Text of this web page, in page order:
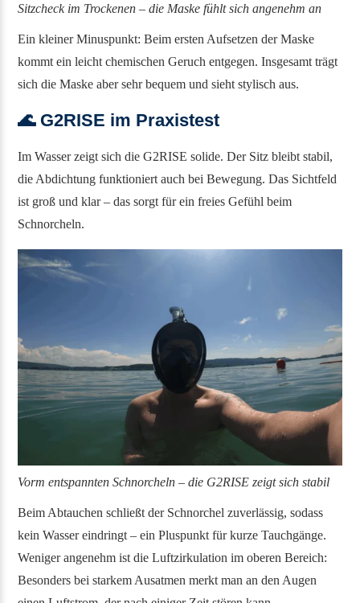
Sitzcheck im Trockenen – die Maske fühlt sich angenehm an
Ein kleiner Minuspunkt: Beim ersten Aufsetzen der Maske
kommt ein leicht chemischen Geruch entgegen. Insgesamt trägt
sich die Maske aber sehr bequem und sieht stylisch aus.
🌊 G2RISE im Praxistest
Im Wasser zeigt sich die G2RISE solide. Der Sitz bleibt stabil,
die Abdichtung funktioniert auch bei Bewegung. Das Sichtfeld
ist groß und klar – das sorgt für ein freies Gefühl beim
Schnorcheln.
Vorm entspannten Schnorcheln – die G2RISE zeigt sich stabil
Beim Abtauchen schließt der Schnorchel zuverlässig, sodass
kein Wasser eindringt – ein Pluspunkt für kurze Tauchgänge.
Weniger angenehm ist die Luftzirkulation im oberen Bereich:
Besonders bei starkem Ausatmen merkt man an den Augen